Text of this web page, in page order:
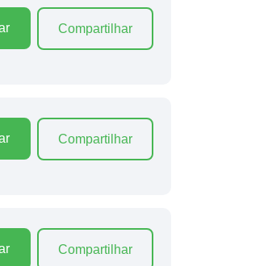
Compartilhar
Compartilhar
Compartilhar